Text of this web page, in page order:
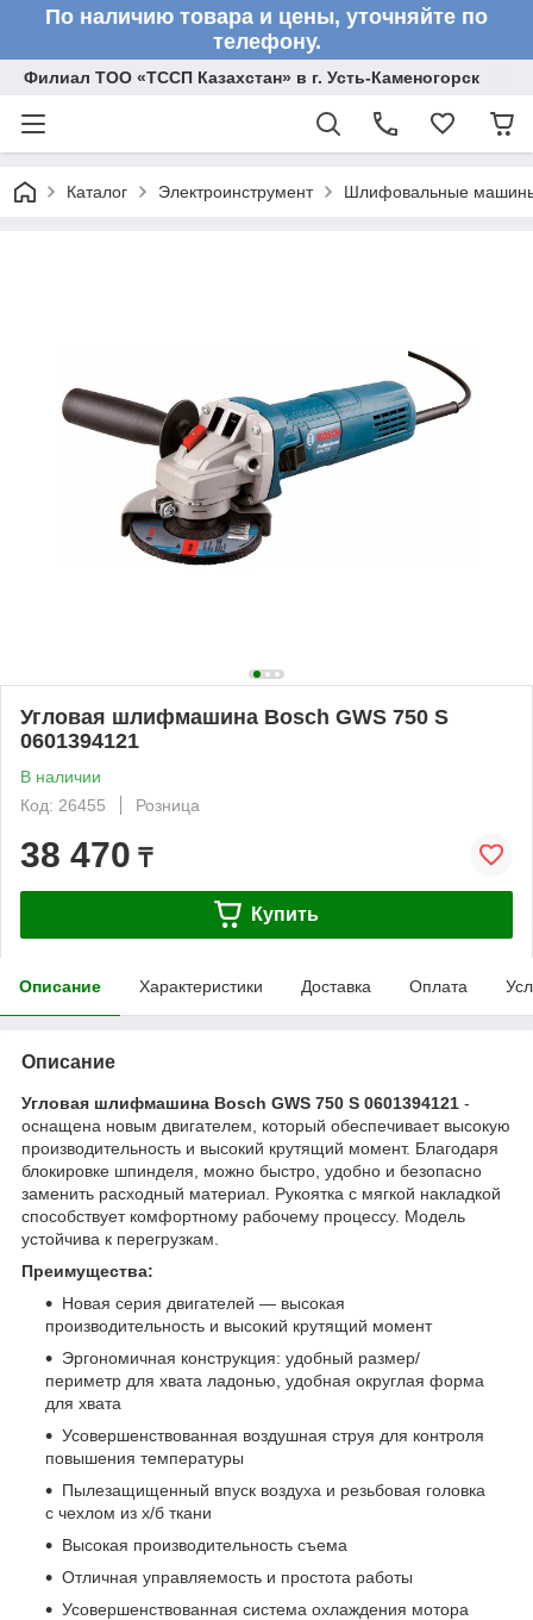
По наличию товара и цены, уточняйте по
телефону.
Филиал ТОО «ТССП Казахстан» в г. Усть-Каменогорск
Каталог Электроинструмент Шлифовальные
Угловая шлифмашина Bosch GWS 750 S
0601394121
В наличии
Код: 26455
Розница
38 470 ₸
Купить
Описание Характеристики Доставка Оплата
Описание
Угловая шлифмашина Bosch GWS 750 S 0601394121 -
оснащена новым двигателем, который обеспечивает высокую
производительность и высокий крутящий момент. Благодаря
блокировке шпинделя, можно быстро, удобно и безопасно
заменить расходный материал. Рукоятка с мягкой накладкой
способствует комфортному рабочему процессу. Модель
устойчива к перегрузкам.
Преимущества:
Новая серия двигателей — высокая
производительность и высокий крутящий момент
Эргономичная конструкция: удобный размер/
периметр для хвата ладонью, удобная округлая форма
для хвата
Усовершенствованная воздушная струя для контроля
повышения температуры
Пылезащищенный впуск воздуха и резьбовая головка
с чехлом из х/б ткани
Высокая производительность съема
Отличная управляемость и простота работы
Усовершенствованная система охлаждения мотора